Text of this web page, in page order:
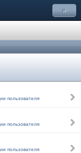
»
пользователя
пользователя
пользователя